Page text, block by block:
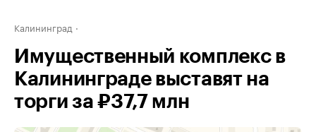
Калининград
Имущественный комплекс в
Калининграде выставят на
торги за ₽37,7 млн